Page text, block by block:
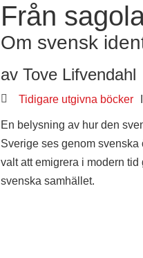
Från
Om svensk
av Tove Lifvendahl
Tidigare utgivna böcker
En belysning av hur den
Sverige ses genom
valt att emigrera i modern
svenska samhället.